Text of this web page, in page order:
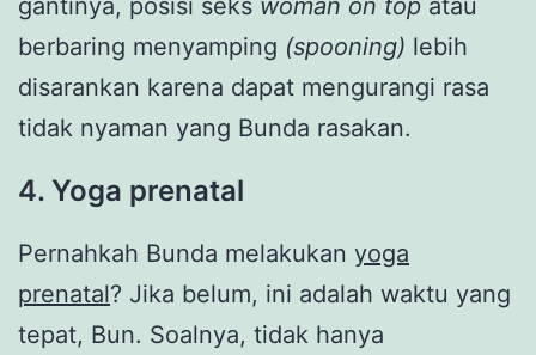
gantinya, posisi seks woman on top atau
berbaring menyamping (spooning) lebih
disarankan karena dapat mengurangi rasa
tidak nyaman yang Bunda rasakan.
4. Yoga prenatal
Pernahkah Bunda melakukan yoga
prenatal? Jika belum, ini adalah waktu yang
tepat, Bun. Soalnya, tidak hanya